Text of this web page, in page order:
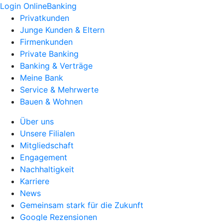
Login OnlineBanking
Privatkunden
Junge Kunden & Eltern
Firmenkunden
Private Banking
Banking & Verträge
Meine Bank
Service & Mehrwerte
Bauen & Wohnen
Über uns
Unsere Filialen
Mitgliedschaft
Engagement
Nachhaltigkeit
Karriere
News
Gemeinsam stark für die Zukunft
Google Rezensionen